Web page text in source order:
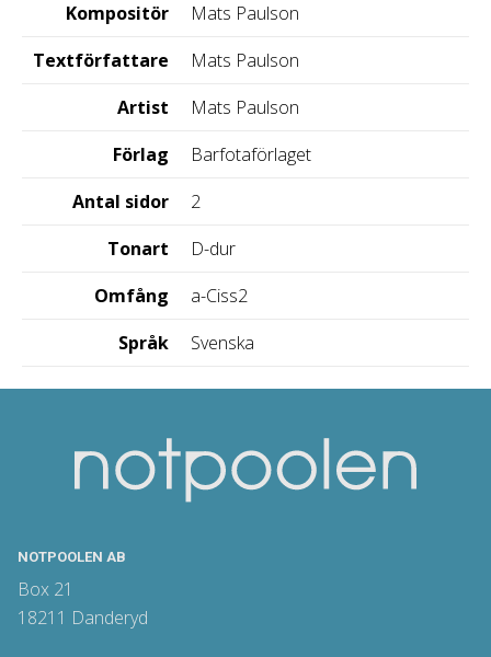
Kompositör
Mats Paulson
Textförfattare
Mats Paulson
Artist
Mats Paulson
Förlag
Barfotaförlaget
Antal sidor
2
Tonart
D-dur
Omfång
a-Ciss2
Språk
Svenska
NOTPOOLEN AB
Box 21
18211 Danderyd